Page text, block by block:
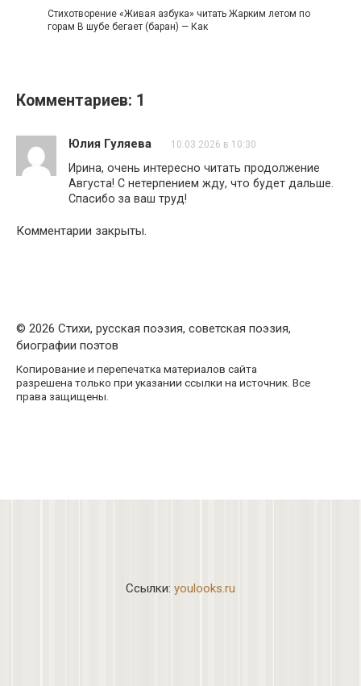
Стихотворение «Живая азбука» читать Жарким летом по
горам В шубе бегает (баран) — Как
Комментариев: 1
Юлия Гуляева 10.03.2026 в 10:30
Ирина, очень интересно читать продолжение
Августа! С нетерпением жду, что будет дальше.
Спасибо за ваш труд!
Комментарии закрыты.
© 2026 Стихи, русская поэзия, советская поэзия,
биографии поэтов
Копирование и перепечатка материалов сайта
разрешена только при указании ссылки на источник. Все
права защищены.
Ссылки: youlooks.ru